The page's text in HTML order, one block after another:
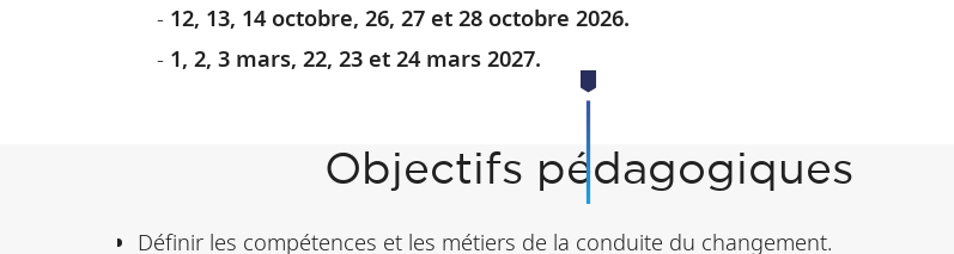
12, 13, 14 octobre, 26, 27 et 28 octobre 2026.
1, 2, 3 mars, 22, 23 et 24 mars 2027.
Objectifs pédagogiques
Définir les compétences et les métiers de la conduite du changement.